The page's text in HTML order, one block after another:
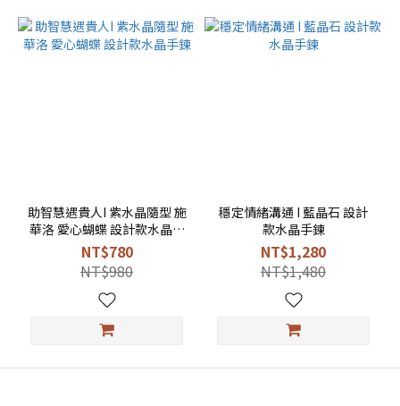
助智慧遇貴人I 紫水晶隨型 施
華洛 愛心蝴蝶 設計款水晶手
鍊
NT$780
NT$980
穩定情緒溝通 I 藍晶石 設計
款水晶手鍊
NT$1,280
NT$1,480